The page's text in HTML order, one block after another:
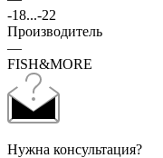
-18...-22
Производитель
—
FISH&MORE
Нужна консультация?